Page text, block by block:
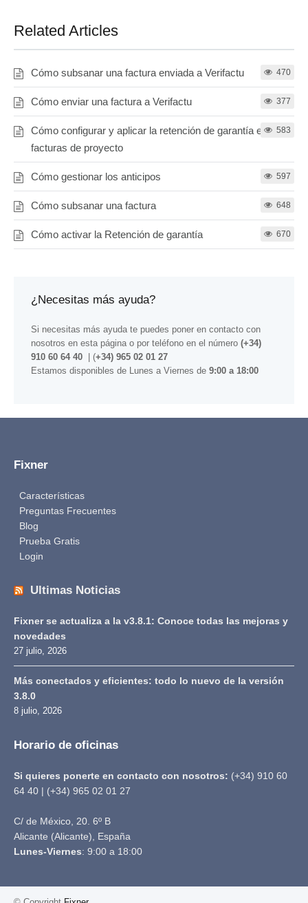
Related Articles
Cómo subsanar una factura enviada a Verifactu 470
Cómo enviar una factura a Verifactu 377
Cómo configurar y aplicar la retención de garantía en
facturas de proyecto
583
Cómo gestionar los anticipos 597
Cómo subsanar una factura 648
Cómo activar la Retención de garantía 670
¿Necesitas más ayuda?
Si necesitas más ayuda te puedes poner en contacto con
nosotros en esta páginao por teléfono en el número (+34)
910 60 64 40
| (+34) 965 02 01 27
Estamos disponibles de Lunes a Viernes de 9:00 a 18:00
Fixner
Características
Preguntas Frecuentes
Blog
Prueba Gratis
Login
Ultimas Noticias
Fixner se actualiza a la v3.8.1: Conoce todas las mejoras y
novedades
27 julio, 2026
Más conectados y eficientes: todo lo nuevo de la versión
3.8.0
8 julio, 2026
Horario de oficinas
Si quieres ponerte en contacto con nosotros: (+34) 910 60
64 40 | (+34) 965 02 01 27
C/ de México, 20. 6º B
Alicante (Alicante), España
Lunes-Viernes: 9:00 a 18:00